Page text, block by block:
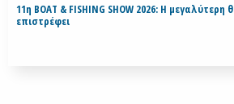
11η BOAT & FISHING SHOW 2026: Η
επιστρέφει